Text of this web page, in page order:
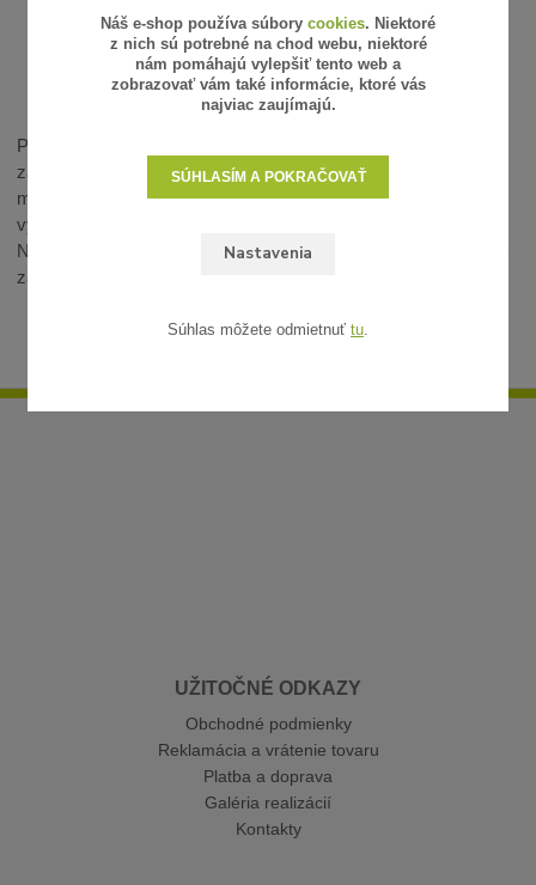
strana z 1
Prezrite si našu kompletnú ponuku upevňovacích kolíkov a
zabezpečte si spoľahlivé riešenie pre upevnenie záhradných
materiálov. S našimi produktmi dosiahnete profesionálne
výsledky a dlhodobú stabilitu vašich záhradných projektov.
Nakupujte na Originalna-zahrada.sk a využite kvalitné produkty
za atraktívne ceny.
UŽITOČNÉ ODKAZY
Obchodné podmienky
Reklamácia a vrátenie tovaru
Platba a doprava
Galéria realizácií
Kontakty
Náš e-shop používa súbory cookies. Niektoré
z nich sú potrebné na chod webu, niektoré
nám pomáhajú vylepšiť tento web a
zobrazovať vám také informácie, ktoré vás
najviac zaujímajú.
Nastavenia
SÚHLASÍM A POKRAČOVAŤ
Súhlas môžete odmietnuť tu.